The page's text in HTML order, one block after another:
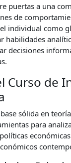
puertas a una
de
individual como
habilidades
decisiones
Curso de
sólida en
para